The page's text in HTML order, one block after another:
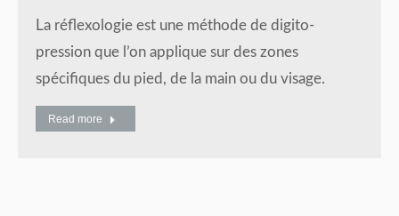
La réflexologie est une méthode de digito-
pression que l’on applique sur des zones
spécifiques du pied, de la main ou du visage.
Read more